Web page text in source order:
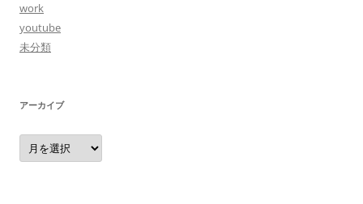
work
youtube
未分類
アーカイブ
ア
ー
カ